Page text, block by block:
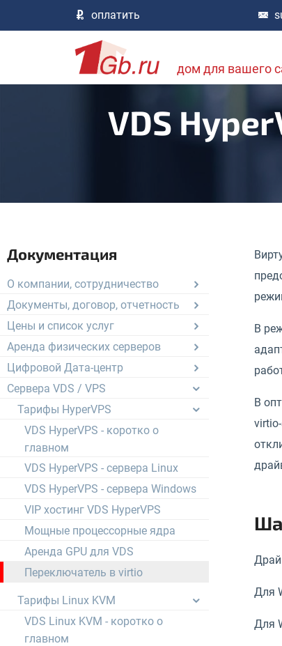
оплатить
дом для вашего
VDS
Документация
О компании, сотрудничество
Документы, договор, отчетность
Цены и список услуг
Аренда физических серверов
Цифровой Дата-центр
Сервера VDS / VPS
Тарифы HyperVPS
VDS HyperVPS - коротко о
главном
VDS HyperVPS - сервера Linux
VDS HyperVPS - сервера Windows
VIP хостинг VDS HyperVPS
Мощные процессорные ядра
Аренда GPU для VDS
Переключатель в virtio
Тарифы Linux KVM
VDS Linux KVM - коротко о
главном
В
В
Для
Для